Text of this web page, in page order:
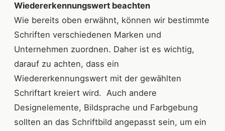
Wiedererkennungswert beachten
Wie bereits oben erwähnt, können wir bestimmte
Schriften verschiedenen Marken und
Unternehmen zuordnen. Daher ist es wichtig,
darauf zu achten, dass ein
Wiedererkennungswert mit der gewählten
Schriftart kreiert wird. Auch andere
Designelemente, Bildsprache und Farbgebung
sollten an das Schriftbild angepasst sein, um ein